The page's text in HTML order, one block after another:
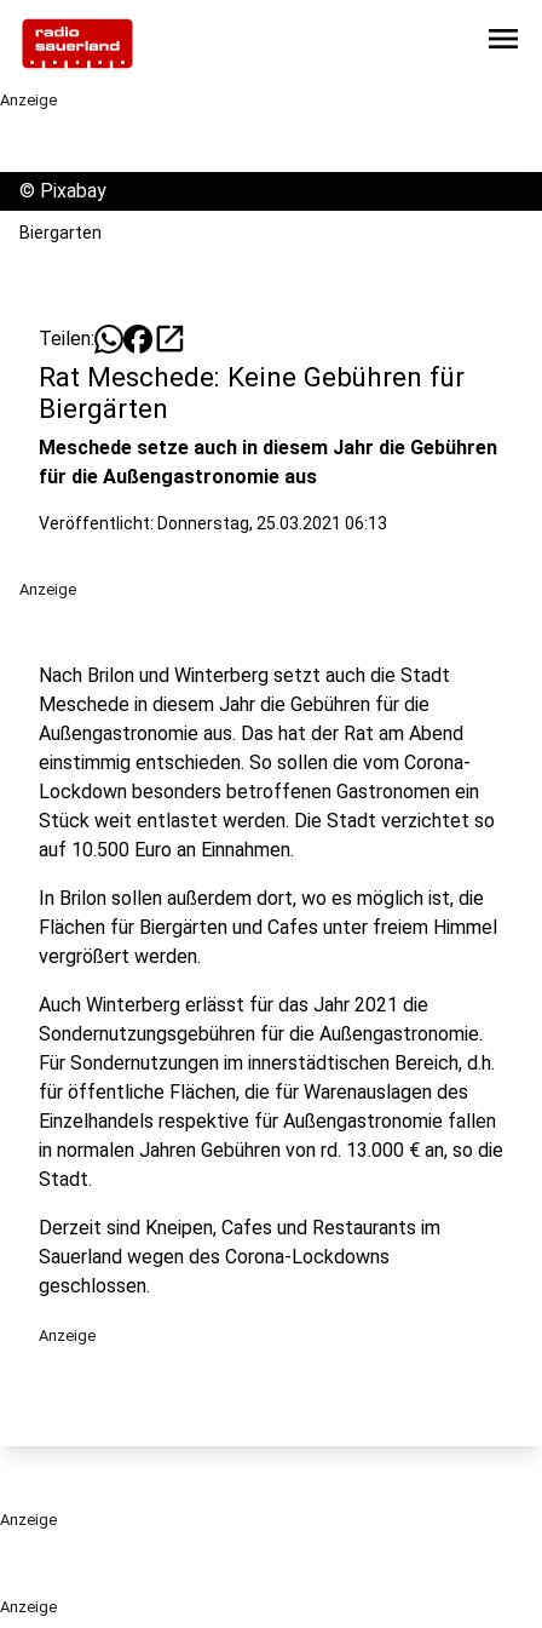
menu
Anzeige
Anzeige
© Pixabay
Biergarten
Teilen: open_in_new
Rat Meschede: Keine Gebühren für
Biergärten
Meschede setze auch in diesem Jahr die Gebühren
für die Außengastronomie aus
Veröffentlicht: Donnerstag, 25.03.2021 06:13
Anzeige
Nach Brilon und Winterberg setzt auch die Stadt
Meschede in diesem Jahr die Gebühren für die
Außengastronomie aus. Das hat der Rat am Abend
einstimmig entschieden. So sollen die vom Corona-
Lockdown besonders betroffenen Gastronomen ein
Stück weit entlastet werden. Die Stadt verzichtet so
auf 10.500 Euro an Einnahmen.
In Brilon sollen außerdem dort, wo es möglich ist, die
Flächen für Biergärten und Cafes unter freiem Himmel
vergrößert werden.
Auch Winterberg erlässt für das Jahr 2021 die
Sondernutzungsgebühren für die Außengastronomie.
Für Sondernutzungen im innerstädtischen Bereich, d.h.
für öffentliche Flächen, die für Warenauslagen des
Einzelhandels respektive für Außengastronomie fallen
in normalen Jahren Gebühren von rd. 13.000 € an, so die
Stadt.
Derzeit sind Kneipen, Cafes und Restaurants im
Sauerland wegen des Corona-Lockdowns
geschlossen.
Anzeige
Anzeige